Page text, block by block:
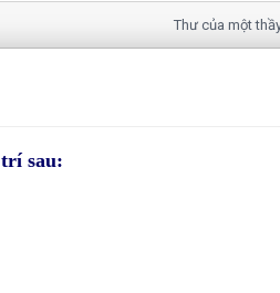
Thư của một thầy
sau: